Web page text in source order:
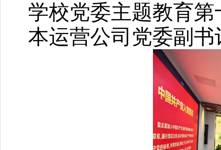
学校党委主题教育
本运营公司党委副